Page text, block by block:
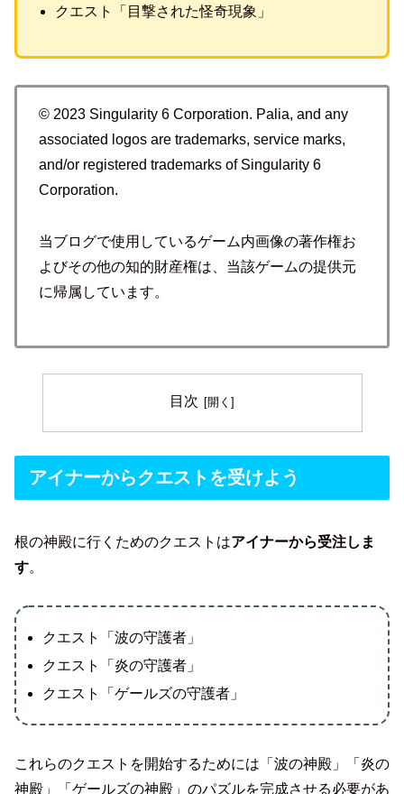
クエスト「目撃された怪奇現象」
© 2023 Singularity 6 Corporation. Palia, and any
associated logos are trademarks, service marks,
and/or registered trademarks of Singularity 6
Corporation.
当ブログで使用しているゲーム内画像の著作権お
よびその他の知的財産権は、当該ゲームの提供元
に帰属しています。
目次
アイナーからクエストを受けよう
根の神殿に行くためのクエストはアイナーから受注しま
す。
クエスト「波の守護者」
クエスト「炎の守護者」
クエスト「ゲールズの守護者」
これらのクエストを開始するためには「波の神殿」「炎の
神殿」「ゲールズの神殿」のパズルを完成させる必要があ